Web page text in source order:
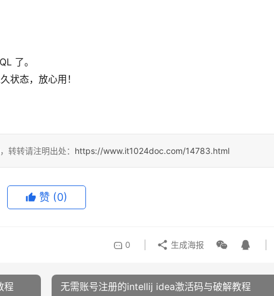
了。
状态，放心用！
转转请注明出处： https://www.it1024doc.com/14783.html
赞 (0)
0 生成海报
程 无需账号注册的intellij idea激活码与破解教程